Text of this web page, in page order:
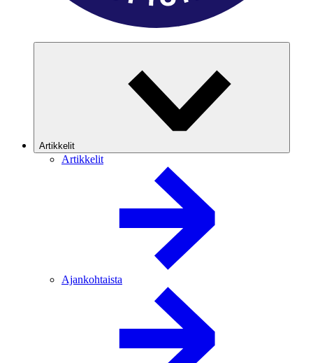
Artikkelit
Artikkelit
Ajankohtaista